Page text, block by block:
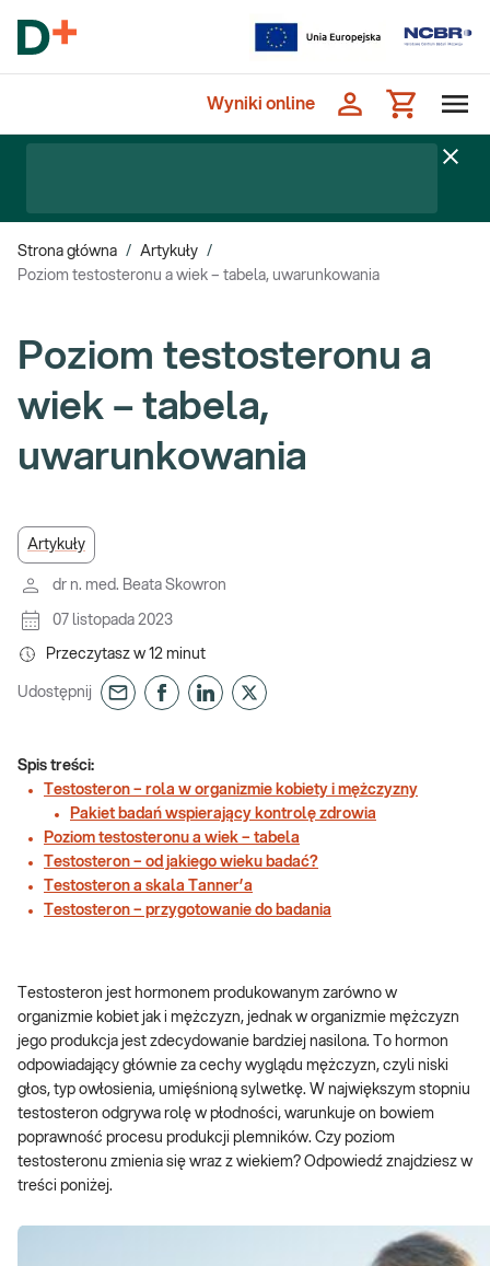
Wyniki online
Strona główna / Artykuły /
Poziom testosteronu a wiek – tabela, uwarunkowania
Poziom testosteronu a
wiek – tabela,
uwarunkowania
Artykuły
dr n. med. Beata Skowron
07 listopada 2023
Przeczytasz w 12 minut
Udostępnij
Spis treści:
Testosteron – rola w organizmie kobiety i mężczyzny
Pakiet badań wspierający kontrolę zdrowia
Poziom testosteronu a wiek – tabela
Testosteron – od jakiego wieku badać?
Testosteron a skala Tanner’a
Testosteron – przygotowanie do badania
Testosteron jest hormonem produkowanym zarówno w
organizmie kobiet jak i mężczyzn, jednak w organizmie mężczyzn
jego produkcja jest zdecydowanie bardziej nasilona. To hormon
odpowiadający głównie za cechy wyglądu mężczyzn, czyli niski
głos, typ owłosienia, umięśnioną sylwetkę. W największym stopniu
testosteron odgrywa rolę w płodności, warunkuje on bowiem
poprawność procesu produkcji plemników. Czy poziom
testosteronu zmienia się wraz z wiekiem? Odpowiedź znajdziesz w
treści poniżej.